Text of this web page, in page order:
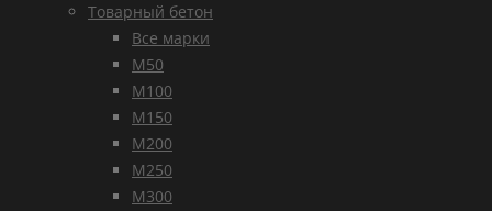
Товарный бетон
Все марки
М50
М100
М150
М200
М250
М300